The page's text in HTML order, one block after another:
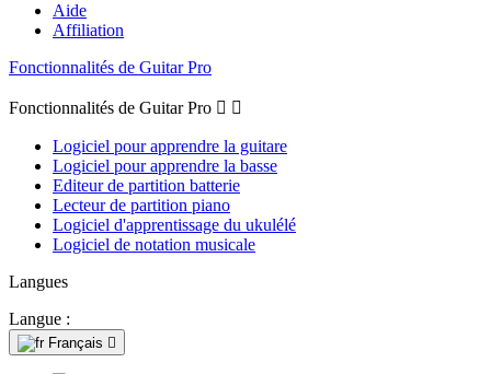
Aide
Affiliation
Fonctionnalités de Guitar Pro
Fonctionnalités de Guitar Pro  
Logiciel pour apprendre la guitare
Logiciel pour apprendre la basse
Editeur de partition batterie
Lecteur de partition piano
Logiciel d'apprentissage du ukulélé
Logiciel de notation musicale
Langues
Langue :
Français 